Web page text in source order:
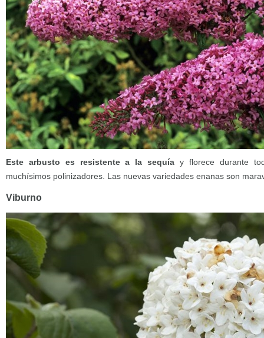
Este arbusto es resistente a la sequía y florece durante
muchísimos polinizadores. Las nuevas variedades enanas son
Viburno